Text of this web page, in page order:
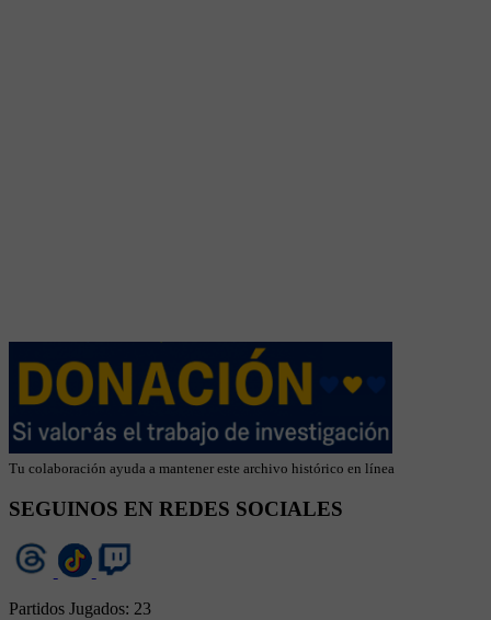
Tu colaboración ayuda a mantener este archivo histórico en línea
SEGUINOS EN REDES SOCIALES
Partidos Jugados: 23